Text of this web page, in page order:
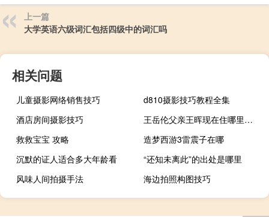
上一篇
大学英语六级词汇包括四级中的词汇吗
相关问题
儿童摄影网络销售技巧
d810摄影技巧教程全集
酒店房间摄影技巧
王岳伦父亲王晖现在住哪里（王岳伦父亲）
救救宝宝 攻略
造梦西游3雷震子在哪
沉默的证人适合多大年龄看
“还知未离此”的出处是哪里
风味人间拍摄手法
海边拍照构图技巧